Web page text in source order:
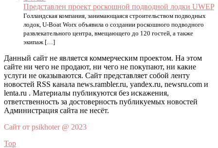
Представлен проект роскошной подводной лодки UWEP
Голландская компания, занимающаяся строительством подводных
лодок, U-Boat Worx объявила о создании роскошного подводного
развлекательного центра, вмещающего до 120 гостей, а также
экипаж […]
Данный сайт не является коммерческим проектом. На этом
сайте ни чего не продают, ни чего не покупают, ни какие
услуги не оказываются. Сайт представляет собой ленту
новостей RSS канала news.rambler.ru, yandex.ru, newsru.com и
lenta.ru . Материалы публикуются без искажения,
ответственность за достоверность публикуемых новостей
Администрация сайта не несёт.
Сайт от psikhoter @ 2023
Top